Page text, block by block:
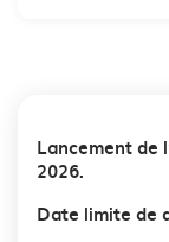
Lancement de
2026.
Date limite de